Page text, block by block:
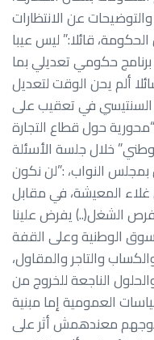
عن الانتظارات
قائلا:” ليس عيبا
حكومي تعديلي بما
ألم يحن الوقت لتعديل
السنتيسي في تعقيب على
حول قطاع التجارة
خلال جلسة الأسئلة
بمجلس النواب، :”لن نكون
غلاء المعيشة، في مقابل
الشغل(..) يفرض علينا
الوطنية وعلى القفة
والتاجر والمقاول،
الناجعة للخروج من
العمومية إما مبنية
معندهمش أثر على